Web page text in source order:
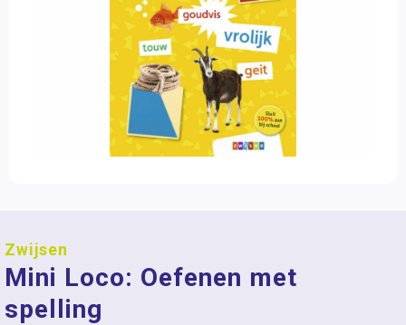
Zwijsen
Mini Loco: Oefenen met
spelling